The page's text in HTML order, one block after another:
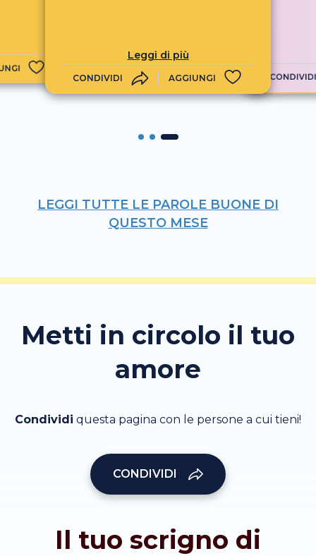
Leggi di più
CONDIVIDI AGGIUNGI CONDIVIDI
LEGGI TUTTE LE PAROLE BUONE DI
QUESTO MESE
Metti in circolo il tuo
amore
Condividi questa pagina con le persone a cui tieni!
CONDIVIDI
Il tuo scrigno di